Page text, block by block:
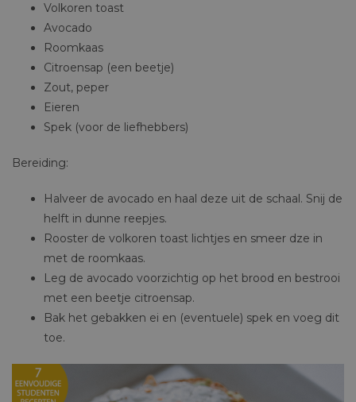
Volkoren toast
Avocado
Roomkaas
Citroensap (een beetje)
Zout, peper
Eieren
Spek (voor de liefhebbers)
Bereiding:
Halveer de avocado en haal deze uit de schaal. Snij de
helft in dunne reepjes.
Rooster de volkoren toast lichtjes en smeer dze in
met de roomkaas.
Leg de avocado voorzichtig op het brood en bestrooi
met een beetje citroensap.
Bak het gebakken ei en (eventuele) spek en voeg dit
toe.